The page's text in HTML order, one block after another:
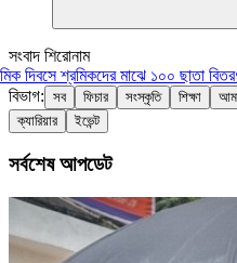
সংবাদ শিরোনাম
দিবসে শ্রমিকদের মাঝে ১০০ ছাতা বিতরণ
বিভাগ: সব ফিচার সংস্কৃতি শিক্ষা
ক্যারিয়ার
ইভেন্ট
সর্বশেষ আপডেট